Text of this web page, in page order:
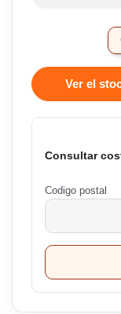
Ver el
Consultar
Codigo postal